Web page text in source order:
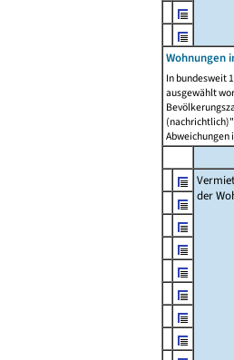
Wohnungen
In bundesweit
ausgewählt
Abweichungen
der